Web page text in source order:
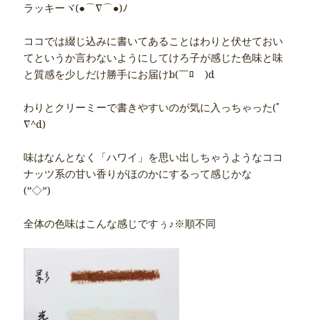
ラッキーヾ(●⌒∇⌒●)ﾉ
ココでは綴じ込みに書いてあることはわりと伏せておい
てというか言わないようにしてけろ子が感じた色味と味
と質感を少しだけ勝手にお届けb(￣ﾛ￣)d
わりとクリーミーで書きやすいのが気に入っちゃった(ﾟ
∇^d)
味はなんとなく「ハワイ」を思い出しちゃうようなココ
ナッツ系の甘い香りがほのかにするって感じかな
(”◇”)ゞ
全体の色味はこんな感じですぅ♪※順不同